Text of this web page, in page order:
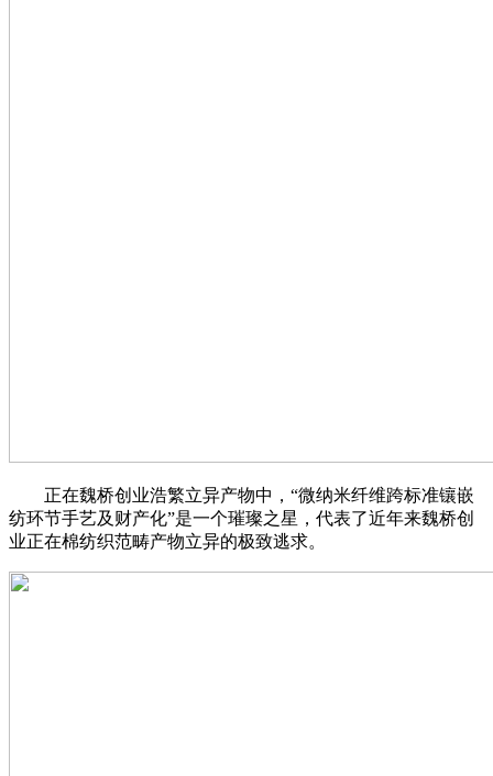
正在魏桥创业浩繁立异产物中，“微纳米纤维跨标准镶嵌
纺环节手艺及财产化”是一个璀璨之星，代表了近年来魏桥创
业正在棉纺织范畴产物立异的极致逃求。